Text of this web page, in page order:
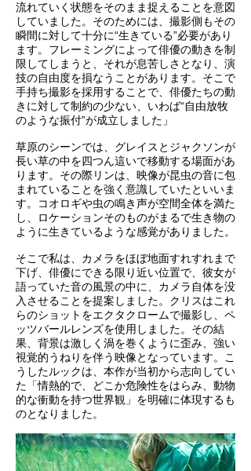
流れていく状態をそのまま捉えることを意図
していました。そのためには、撮影側もその
瞬間に対して十分に“生きている”必要があり
ます。フレーミングによって俳優の動きを制
限してしまうと、それが息苦しさとなり、演
技の自由度を損なうことがあります。そこで
手持ち撮影を採用することで、俳優たちの動
きに対して制約の少ない、いわば“自由放牧
のような振付”が成立しました」
草原のシーンでは、グレイスとジャクソンが
長い草の中を四つん這いで移動する場面があ
ります。その際リンは、映像が昆虫の音に包
まれていることを強く意識していたといいま
す。コオロギや虫の鳴き声が空間全体を満た
し、ロケーションそのものがまるで生き物の
ように生きているような感覚がありました。
そこで私は、カメラをほぼ地面すれすれまで
下げ、俳優にできる限り近い位置で、彼女が
語っていた音の風景の中に、カメラ自体を没
入させることを提案しました。クリスはこれ
らのショットをエクタクロームで撮影し、ペ
ッツバールレンズを使用しました。その結
果、背景は激しく渦を巻くように歪み、強い
視覚的うねりを伴う映像となっています。こ
うしたルックは、本作が当初から志向してい
た「情熱的で、どこか危険性をはらみ、動物
的な衝動を持つ世界観」を明確に体現するも
のとなりました。